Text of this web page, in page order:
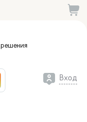
решения
Вход